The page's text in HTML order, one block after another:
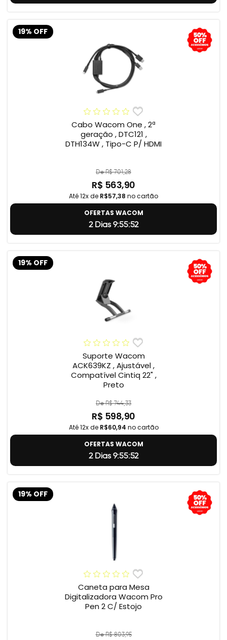
19% OFF
Cabo Wacom One , 2ª
geração , DTC121 ,
DTH134W , Tipo-C P/ HDMI
De R$ 701,28
R$ 563,90
Até 12x de R$57,38 no cartão
OFERTAS WACOM
2 Dias 9:55:51
19% OFF
Suporte Wacom
ACK639KZ , Ajustável ,
Compatível Cintiq 22" ,
Preto
De R$ 744,33
R$ 598,90
Até 12x de R$60,94 no cartão
OFERTAS WACOM
2 Dias 9:55:51
19% OFF
Caneta para Mesa
Digitalizadora Wacom Pro
Pen 2 C/ Estojo
De R$ 803,95